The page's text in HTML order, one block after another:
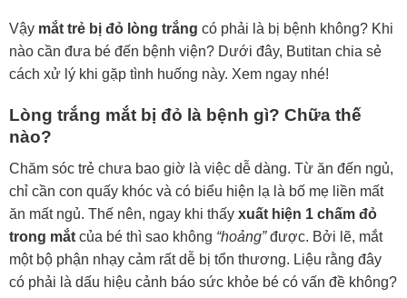
Vậy mắt trẻ bị đỏ lòng trắng có phải là bị bệnh không? Khi
nào cần đưa bé đến bệnh viện? Dưới đây, Butitan chia sẻ
cách xử lý khi gặp tình huống này. Xem ngay nhé!
Lòng trắng mắt bị đỏ là bệnh gì? Chữa thế
nào?
Chăm sóc trẻ chưa bao giờ là việc dễ dàng. Từ ăn đến ngủ,
chỉ cần con quấy khóc và có biểu hiện lạ là bố mẹ liền mất
ăn mất ngủ. Thế nên, ngay khi thấy xuất hiện 1 chấm đỏ
trong mắtcủa bé thì sao không “hoảng”được. Bởi lẽ, mắt
một bộ phận nhạy cảm rất dễ bị tổn thương. Liệu rằng đây
có phải là dấu hiệu cảnh báo sức khỏe bé có vấn đề không?